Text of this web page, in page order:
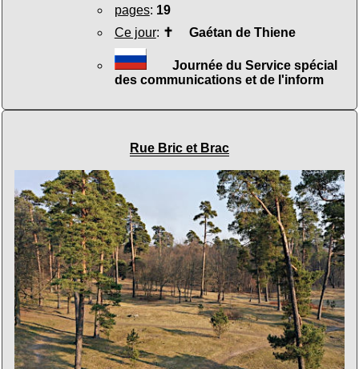
pages: 19
Ce jour: ✝ Gaétan de Thiene
Journée du Service spécial
des communications et de l'inform
Rue Bric et Brac